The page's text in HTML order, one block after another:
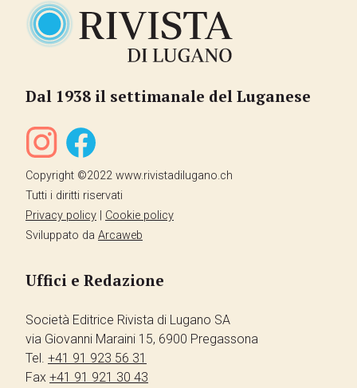
Dal 1938 il settimanale del Luganese
Copyright ©2022 www.rivistadilugano.ch
Tutti i diritti riservati
Privacy policy
Cookie policy
Sviluppato da Arcaweb
Uffici e Redazione
Società Editrice Rivista di Lugano SA
via Giovanni Maraini 15, 6900 Pregassona
Tel. +41 91 923 56 31
Fax +41 91 921 30 43